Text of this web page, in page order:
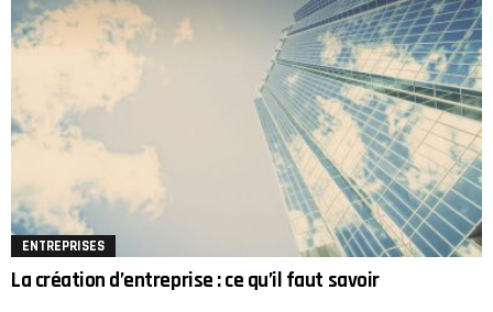
ENTREPRISES
La création d’entreprise : ce qu’il faut savoir